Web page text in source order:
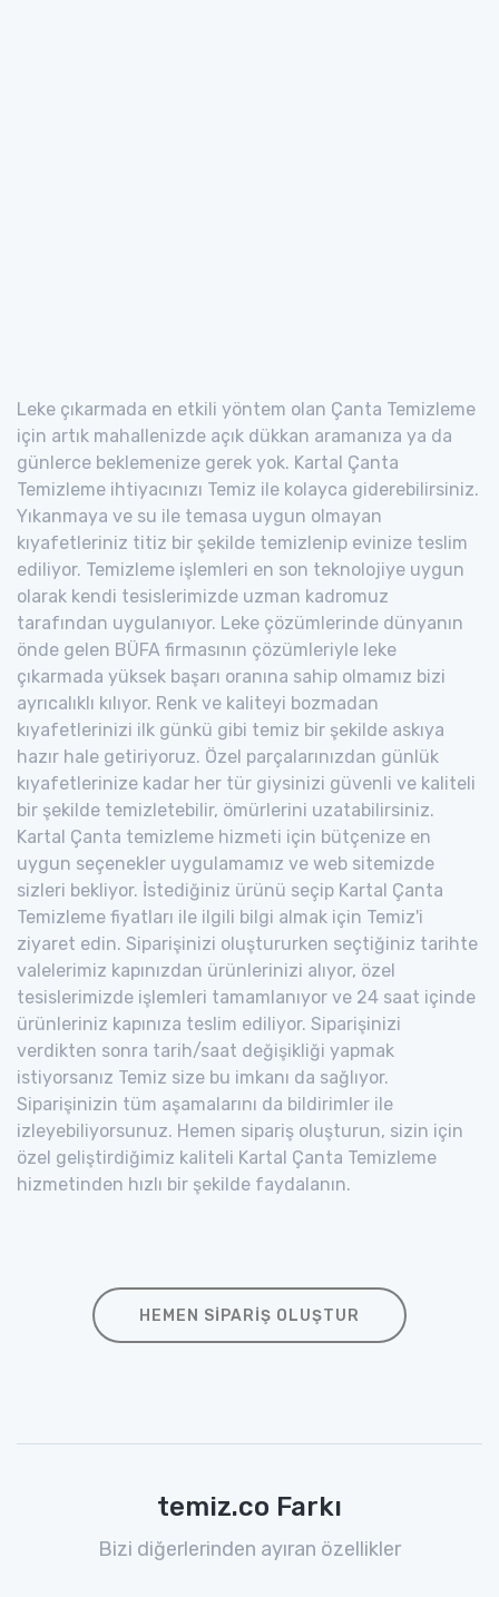
Leke çıkarmada en etkili yöntem olan Çanta Temizleme
için artık mahallenizde açık dükkan aramanıza ya da
günlerce beklemenize gerek yok. Kartal Çanta
Temizleme ihtiyacınızı Temiz ile kolayca giderebilirsiniz.
Yıkanmaya ve su ile temasa uygun olmayan
kıyafetleriniz titiz bir şekilde temizlenip evinize teslim
ediliyor. Temizleme işlemleri en son teknolojiye uygun
olarak kendi tesislerimizde uzman kadromuz
tarafından uygulanıyor. Leke çözümlerinde dünyanın
önde gelen BÜFA firmasının çözümleriyle leke
çıkarmada yüksek başarı oranına sahip olmamız bizi
ayrıcalıklı kılıyor. Renk ve kaliteyi bozmadan
kıyafetlerinizi ilk günkü gibi temiz bir şekilde askıya
hazır hale getiriyoruz. Özel parçalarınızdan günlük
kıyafetlerinize kadar her tür giysinizi güvenli ve kaliteli
bir şekilde temizletebilir, ömürlerini uzatabilirsiniz.
Kartal Çanta temizleme hizmeti için bütçenize en
uygun seçenekler uygulamamız ve web sitemizde
sizleri bekliyor. İstediğiniz ürünü seçip Kartal Çanta
Temizleme fiyatları ile ilgili bilgi almak için Temiz'i
ziyaret edin. Siparişinizi oluştururken seçtiğiniz tarihte
valelerimiz kapınızdan ürünlerinizi alıyor, özel
tesislerimizde işlemleri tamamlanıyor ve 24 saat içinde
ürünleriniz kapınıza teslim ediliyor. Siparişinizi
verdikten sonra tarih/saat değişikliği yapmak
istiyorsanız Temiz size bu imkanı da sağlıyor.
Siparişinizin tüm aşamalarını da bildirimler ile
izleyebiliyorsunuz. Hemen sipariş oluşturun, sizin için
özel geliştirdiğimiz kaliteli Kartal Çanta Temizleme
hizmetinden hızlı bir şekilde faydalanın.
HEMEN SIPARIŞ OLUŞTUR
temiz.co Farkı
Bizi diğerlerinden ayıran özellikler